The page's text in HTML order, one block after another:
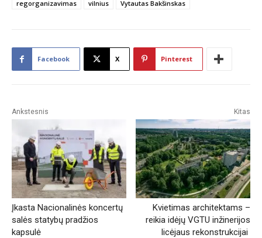
regorganizavimas
vilnius Vytautas Bakšinskas
Facebook X Pinterest
Ankstesnis
Įkasta Nacionalinės koncertų
salės statybų pradžios
kapsulė
Kitas
Kvietimas architektams –
reikia idėjų VGTU inžinerijos
licėjaus rekonstrukcijai